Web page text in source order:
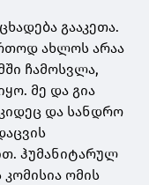
გააკეთა.
ახლოს არაა
ჩამოსვლა,
მე და გია
და სანდრო
ჰუმანიტარულ
ომის